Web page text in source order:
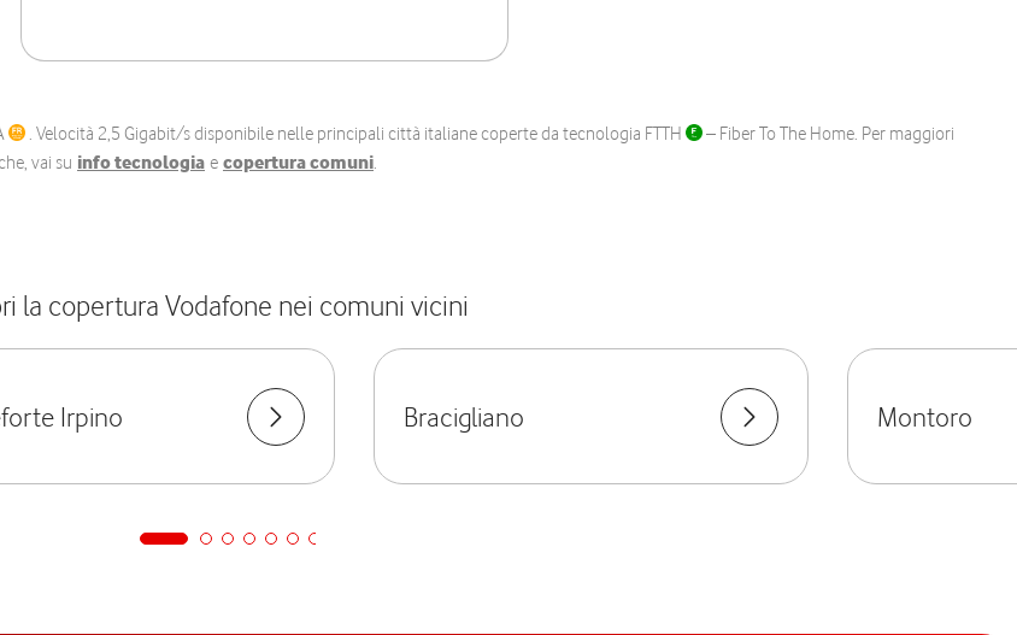
. Velocità 2,5 Gigabit/s disponibile nelle principali città italiane coperte da tecnologia FTTH
– Fiber To The Home. Per maggiori
vai su info tecnologia e copertura comuni.
la copertura Vodafone nei comuni vicini
Irpino Bracigliano Montoro